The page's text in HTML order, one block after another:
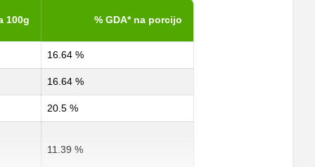
100g % GDA* na porcijo
16.64 %
16.64 %
20.5 %
11.39 %